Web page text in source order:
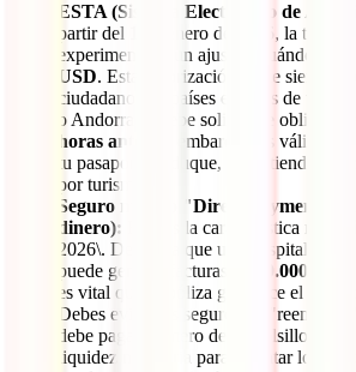
ESTA (Sistema Electrónico de
partir del 1 de enero de 2026, la tasa
experimentado un ajuste, situándose
USD. Esta autorización sigue siendo
ciudadanos de países exentos de
o Andorra) y debe solicitarse
horas antes
de embarcar. Es válida
tu pasaporte caduque, permitiendo
por turismo.
Seguro médico "Direct Payment"
dinero): Esta es la característica más
2026\. Debido a que una
puede generar facturas de
20.000 USD
es vital que tu póliza garantice el
Debes evitar los seguros de
debe pagar primero de su bolsillo; muy
liquidez necesaria para afrontar los